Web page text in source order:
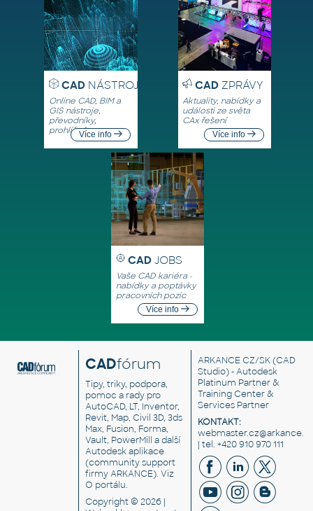
CADNÁSTROJE
Online CAD, BIM a
GIS nástroje,
převodníky,
prohlížečeVíce info
CADZPRÁVY
Aktuality, nabídky a
události ze světa
CAx řešení
Více info
CAD JOBS
Vaše CAD kariéra -
nabídky a poptávky
pracovních pozic
Více info
CADfórum
Tipy, triky, podpora,
pomoc a rady pro
AutoCAD, LT, Inventor,
Revit, Map, Civil 3D, 3ds
Max, Fusion, Forma,
Vault, PowerMill a další
Autodesk aplikace
(community support
firmy ARKANCE). Viz
O portálu.
Copyright © 2026 |
ARKANCE CZ/SK(CAD
Studio) - Autodesk
Platinum Partner &
Training Center &
Services Partner
KONTAKT:
| tel. +420 910 970 111